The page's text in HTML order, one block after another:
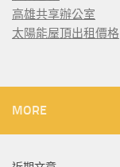
高雄共享辦公室
太陽能屋頂出租價格
MORE